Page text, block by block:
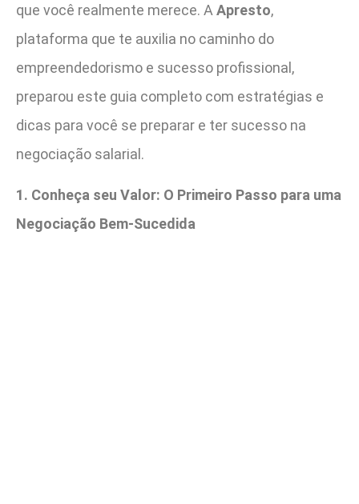
que você realmente merece. AApresto,
plataforma que te auxilia no caminho do
empreendedorismo e sucesso profissional,
preparou este guia completo com estratégias e
dicas para você se preparar e ter sucesso na
negociação salarial.
1. Conheça seu Valor: O Primeiro Passo para uma
Negociação Bem-Sucedida